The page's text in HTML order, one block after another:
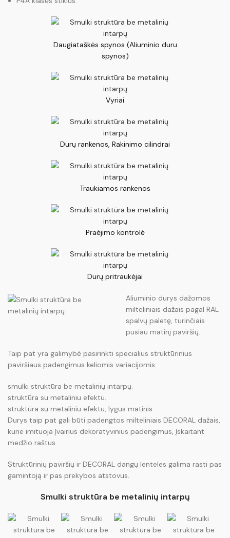
Daugiataškės spynos (Aliuminio duru
spynos)
Vyriai
Durų rankenos, Rakinimo cilindrai
Traukiamos rankenos
Praėjimo kontrolė
Durų pritraukėjai
Aliuminio durys dažomos
milteliniais dažais pagal RAL
spalvų paletę, turinčiais
pusiau matinį paviršių.
Taip pat yra galimybė pasirinkti specialius struktūrinius
paviršiaus padengimus keliomis variacijomis:
smulki struktūra be metalinių intarpų.
struktūra su metaliniu efektu.
struktūra su metaliniu efektu, lygus matinis.
Durys taip pat gali būti padengtos milteliniais DECORAL dažais,
kurie imituoja įvairius dekoratyvinius padengimus, įskaitant
medžio raštus.
Struktūrinių paviršių ir DECORAL dangų lenteles galima rasti pas
gamintoją ir pas prekybos atstovus.
Smulki struktūra be metalinių intarpų